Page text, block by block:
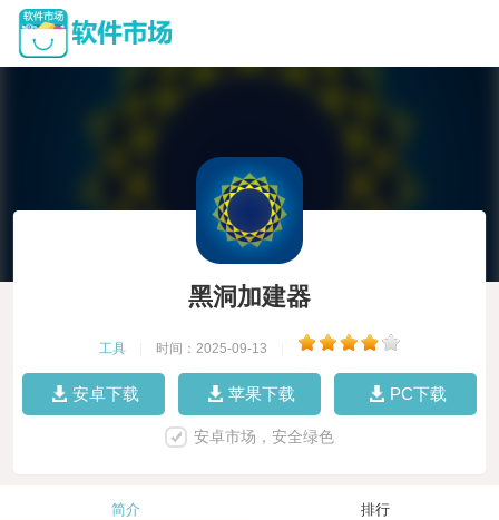
黑洞加建器
工具 时间：2025-09-13
安卓下载 苹果下载 PC下载
安卓市场，安全绿色
简介 排行